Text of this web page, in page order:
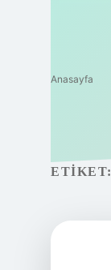
Anasayfa
ETIKET: